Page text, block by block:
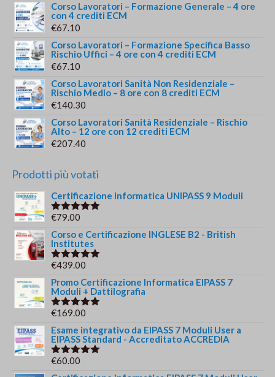
Corso Lavoratori – Formazione Generale – 4 ore
con 4 crediti ECM
€67.10
Corso Lavoratori – Formazione Specifica Basso
Rischio Uffici – 4 ore con 4 crediti ECM
€67.10
Corso Lavoratori Sanità Non Residenziale –
Rischio Medio – 8 ore con 8 crediti ECM
€140.30
Corso Lavoratori Sanità Residenziale – Rischio
Alto – 12 ore con 12 crediti ECM
€207.40
Prodotti più votati
Certificazione Informatica UNIPASS 9 Moduli
Valutato
€79.00
Corso e Certificazione INGLESE B2 - British
Institutes
Valutato
€439.00
Promo Certificazione Informatica EIPASS 7
Moduli + Dattilografia
Valutato
€169.00
Esame integrativo da EIPASS 7 Moduli User a
EIPASS Standard - Accreditato ACCREDIA
Valutato
€60.00